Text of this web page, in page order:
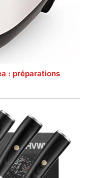
: préparations